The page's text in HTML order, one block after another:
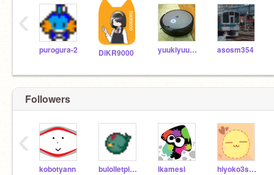
purogura-2 DiKR9000 yuukiyuukiyuuki asosm354
‹
Followers
kobotyann bulolletpisei ikamesi hiyoko3sally
‹